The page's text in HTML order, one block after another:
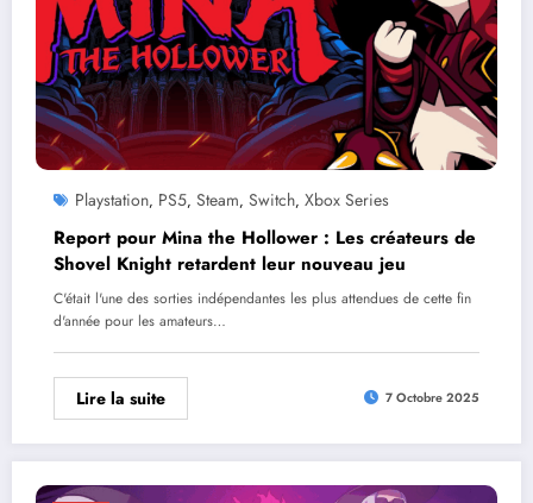
Playstation, PS5, Steam, Switch, Xbox Series
Report pour Mina the Hollower : Les créateurs de
Shovel Knight retardent leur nouveau jeu
C'était l'une des sorties indépendantes les plus attendues de cette fin
d'année pour les amateurs…
Lire la suite 7 Octobre 2025